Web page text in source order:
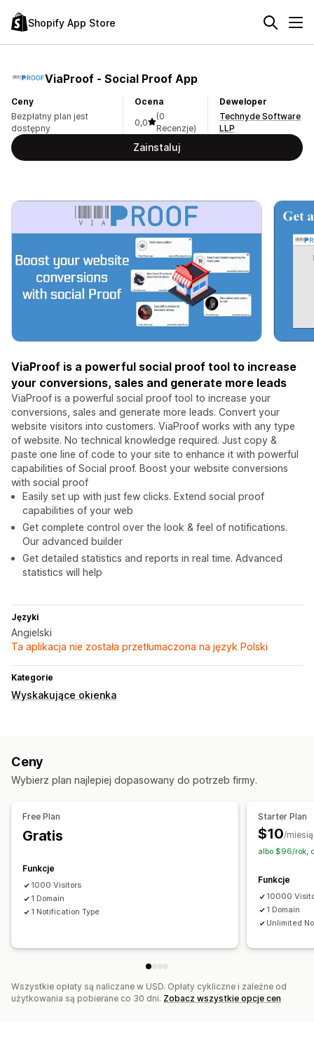
Shopify App Store
ViaProof ‑ Social Proof App
Ceny
Bezpłatny plan jest
dostępny
Ocena
0,0
(0
Recenzje)
Deweloper
Technyde Software
LLP
Zainstaluj
ViaProof is a powerful social proof tool to increase
your conversions, sales and generate more leads
ViaProof is a powerful social proof tool to increase your
conversions, sales and generate more leads. Convert your
website visitors into customers. ViaProof works with any type
of website. No technical knowledge required. Just copy &
paste one line of code to your site to enhance it with powerful
capabilities of Social proof. Boost your website conversions
with social proof
Easily set up with just few clicks. Extend social proof
capabilities of your web
Get complete control over the look & feel of notifications.
Our advanced builder
Get detailed statistics and reports in real time. Advanced
statistics will help
Języki
Angielski
Ta aplikacja nie została przetłumaczona na język Polski
Kategorie
Wyskakujące okienka
Ceny
Wybierz plan najlepiej dopasowany do potrzeb firmy.
Free Plan
Gratis
Funkcje
1000 Visitors
1 Domain
1 Notification Type
Starter Plan
$10/
albo $96/rok,
Funkcje
10000
1 Domain
Unlimited
Wszystkie opłaty są naliczane w USD. Opłaty cykliczne i zależne od
użytkowania są pobierane co 30 dni. Zobacz wszystkie opcje cen